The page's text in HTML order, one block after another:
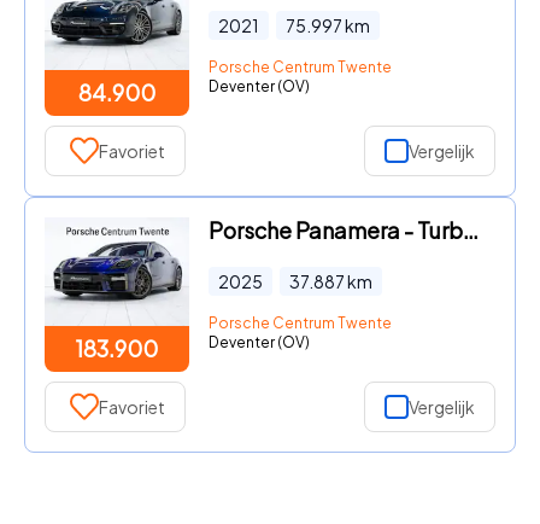
84.900
2021 75.997km
Porsche Centrum Twente
Deventer (OV)
Favoriet Vergelijk
183.900
Porsche Panamera - Turbo E-Hybrid
2025 37.887km
Porsche Centrum Twente
Deventer (OV)
Favoriet Vergelijk